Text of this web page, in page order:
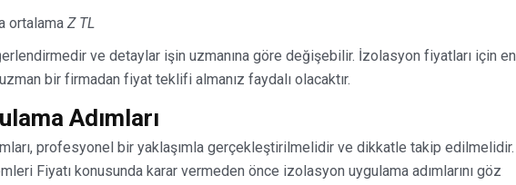
ortalama Z TL
ve detaylar işin uzmanına göre değişebilir. İzolasyon fiyatları için en
bir firmadan fiyat teklifi almanız faydalı olacaktır.
Adımları
profesyonel bir yaklaşımla gerçekleştirilmelidir ve dikkatle takip edilmelidir.
Fiyatı konusunda karar vermeden önce izolasyon uygulama adımlarını göz